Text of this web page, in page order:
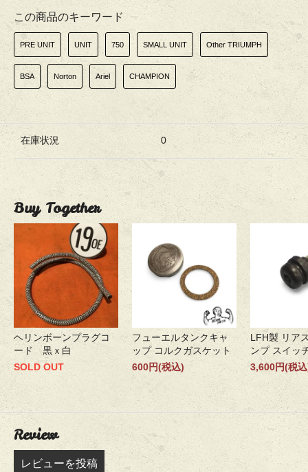
この商品のキーワード
PRE UNIT UNIT 750 SMALL UNIT Other TRIUMPH
BSA Norton Ariel CHAMPION
在庫状況 0
Buy Together
ヘリンボーンプラグコ
ード 黒ｘ白
SOLD OUT
フューエルタンクキャ
ップ コルクガスケット
600円(税込)
LFH製 リア
ンプ スイッ
3,600円(税
Review
レビューを投稿